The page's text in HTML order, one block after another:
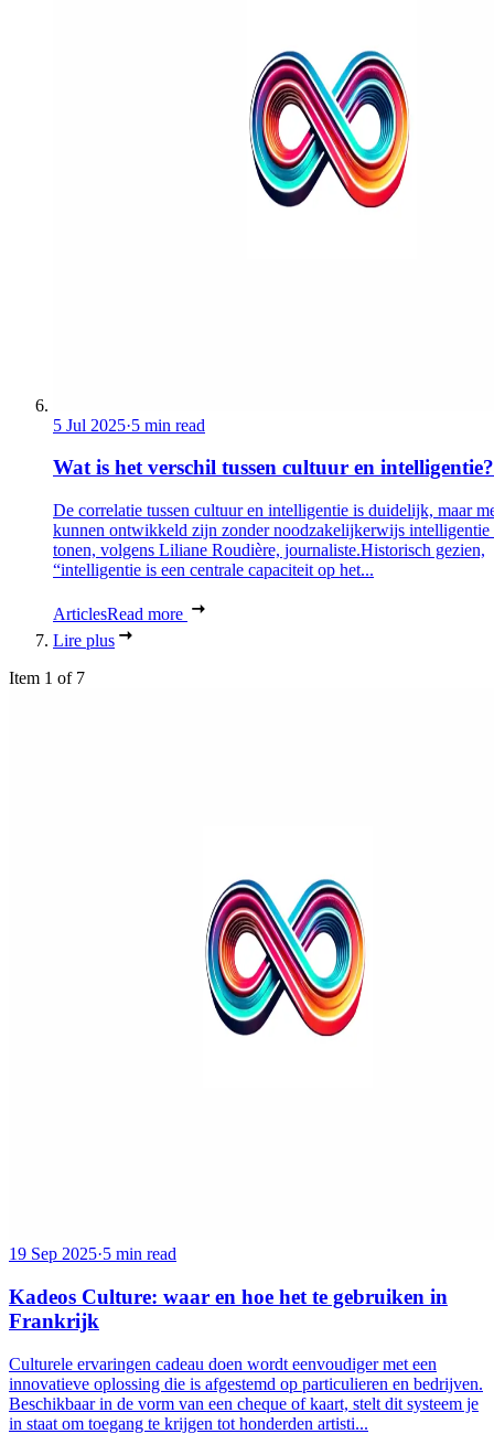
5 Jul 2025·5 min read
Wat is het verschil tussen cultuur en intelligentie?
De correlatie tussen cultuur en intelligentie is duidelijk, maar
kunnen ontwikkeld zijn zonder noodzakelijkerwijs intelligentie
tonen, volgens Liliane Roudière, journaliste.Historisch gezien,
“intelligentie is een centrale capaciteit op het...
ArticlesRead more
Lire plus
Item 1 of 7
19 Sep 2025·5 min read
Kadeos Culture: waar en hoe het te gebruiken in
Frankrijk
Culturele ervaringen cadeau doen wordt eenvoudiger met een
innovatieve oplossing die is afgestemd op particulieren en bedrijven.
Beschikbaar in de vorm van een cheque of kaart, stelt dit systeem je
in staat om toegang te krijgen tot honderden artisti...